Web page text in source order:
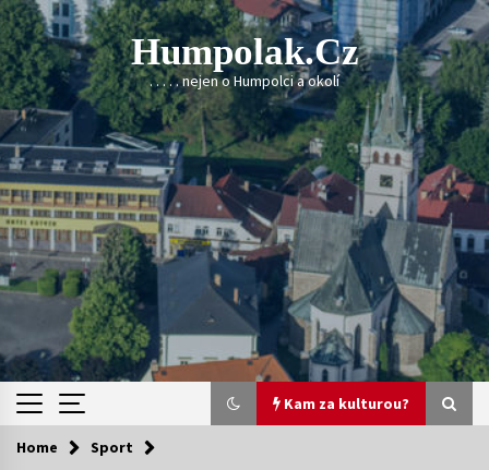
Skip
to
content
Humpolak.cz
. . . . . nejen o Humpolci a okolí
Kam za kulturou?
Kam za kulturou?
Home Sport